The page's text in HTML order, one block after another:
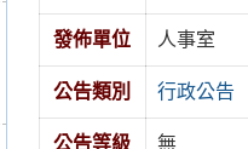
發佈單位 人事室
公告類別 行政公告
公告等級 無